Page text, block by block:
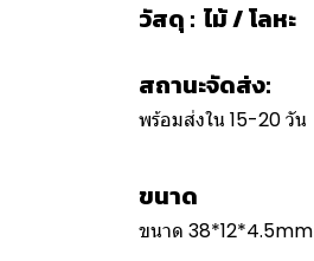
วัสดุ : ไม้ / โลหะ
สถานะจัดส่ง:
พร้อมส่งใน 15-20 วัน
ขนาด
ขนาด 38*12*4.5mm